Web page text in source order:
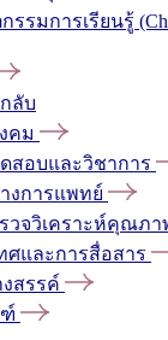
รรมการเรียนรู้
ลับ
คม
สอบและวิชาการ
งการแพทย์
วจวิเคราะห์คุณภา
ศและการสื่อสาร
สรรค์